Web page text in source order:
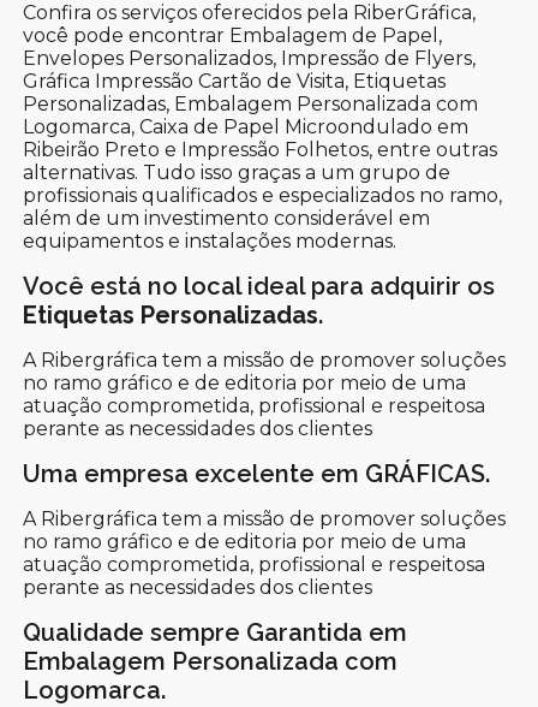
Confira os serviços oferecidos pela RiberGráfica,
você pode encontrar Embalagem de Papel,
Envelopes Personalizados, Impressão de Flyers,
Gráfica Impressão Cartão de Visita, Etiquetas
Personalizadas, Embalagem Personalizada com
Logomarca, Caixa de Papel Microondulado em
Ribeirão Preto e Impressão Folhetos, entre outras
alternativas. Tudo isso graças a um grupo de
profissionais qualificados e especializados no ramo,
além de um investimento considerável em
equipamentos e instalações modernas.
Você está no local ideal para adquirir os
Etiquetas Personalizadas.
A Ribergráfica tem a missão de promover soluções
no ramo gráfico e de editoria por meio de uma
atuação comprometida, profissional e respeitosa
perante as necessidades dos clientes
Uma empresa excelente em GRÁFICAS.
A Ribergráfica tem a missão de promover soluções
no ramo gráfico e de editoria por meio de uma
atuação comprometida, profissional e respeitosa
perante as necessidades dos clientes
Qualidade sempre Garantida em
Embalagem Personalizada com
Logomarca.